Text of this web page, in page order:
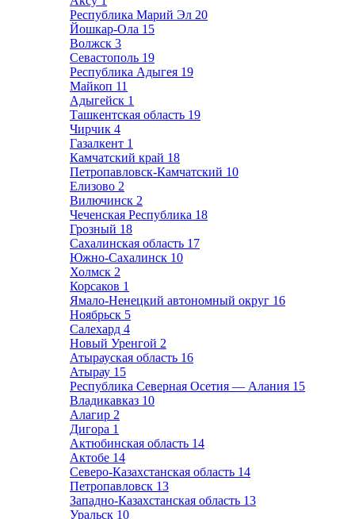
Республика Марий Эл 20
Йошкар-Ола 15
Волжск 3
Севастополь 19
Республика Адыгея 19
Майкоп 11
Адыгейск 1
Ташкентская область 19
Чирчик 4
Газалкент 1
Камчатский край 18
Петропавловск-Камчатский 10
Елизово 2
Вилючинск 2
Чеченская Республика 18
Грозный 18
Сахалинская область 17
Южно-Сахалинск 10
Холмск 2
Корсаков 1
Ямало-Ненецкий автономный округ 16
Ноябрьск 5
Салехард 4
Новый Уренгой 2
Атырауская область 16
Атырау 15
Республика Северная Осетия — Алания 15
Владикавказ 10
Алагир 2
Дигора 1
Актюбинская область 14
Актобе 14
Северо-Казахстанская область 14
Петропавловск 13
Западно-Казахстанская область 13
Уральск 10